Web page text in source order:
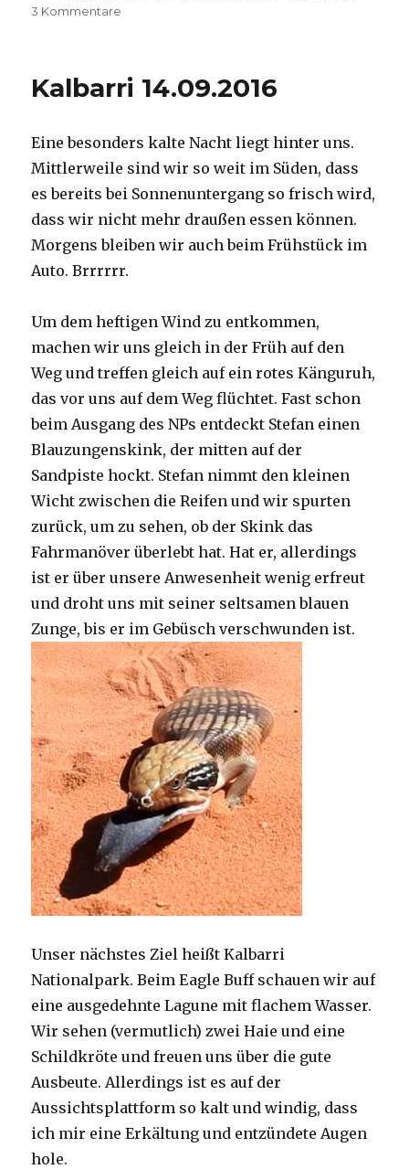
3 Kommentare
Kalbarri 14.09.2016
Eine besonders kalte Nacht liegt hinter uns.
Mittlerweile sind wir so weit im Süden, dass
es bereits bei Sonnenuntergang so frisch wird,
dass wir nicht mehr draußen essen können.
Morgens bleiben wir auch beim Frühstück im
Auto. Brrrrrr.
Um dem heftigen Wind zu entkommen,
machen wir uns gleich in der Früh auf den
Weg und treffen gleich auf ein rotes Känguruh,
das vor uns auf dem Weg flüchtet. Fast schon
beim Ausgang des NPs entdeckt Stefan einen
Blauzungenskink, der mitten auf der
Sandpiste hockt. Stefan nimmt den kleinen
Wicht zwischen die Reifen und wir spurten
zurück, um zu sehen, ob der Skink das
Fahrmanöver überlebt hat. Hat er, allerdings
ist er über unsere Anwesenheit wenig erfreut
und droht uns mit seiner seltsamen blauen
Zunge, bis er im Gebüsch verschwunden ist.
Unser nächstes Ziel heißt Kalbarri
Nationalpark. Beim Eagle Buff schauen wir auf
eine ausgedehnte Lagune mit flachem Wasser.
Wir sehen (vermutlich) zwei Haie und eine
Schildkröte und freuen uns über die gute
Ausbeute. Allerdings ist es auf der
Aussichtsplattform so kalt und windig, dass
ich mir eine Erkältung und entzündete Augen
hole.